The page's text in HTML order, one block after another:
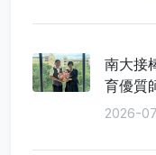
南大接
育優質
2026-